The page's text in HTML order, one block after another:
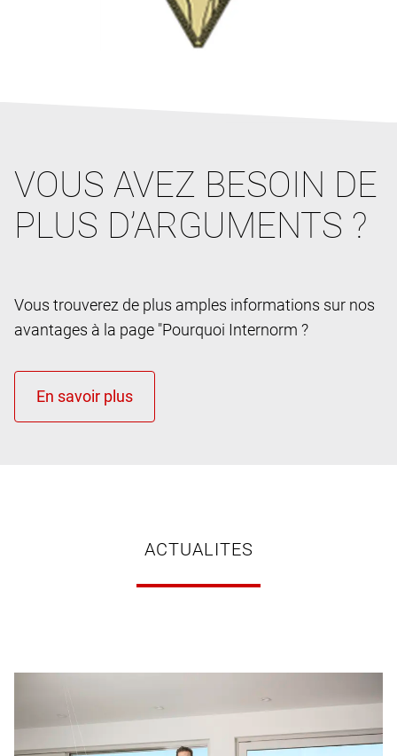
VOUS AVEZ BESOIN DE
PLUS D’ARGUMENTS ?
Vous trouverez de plus amples informations sur nos
avantages à la page "Pourquoi Internorm ?
ACTUALITES